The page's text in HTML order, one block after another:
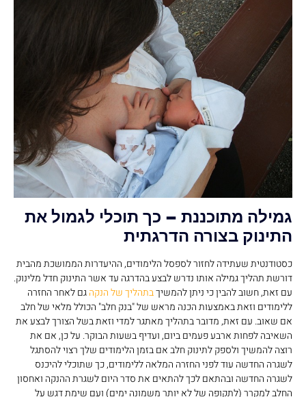
גמילה מתוכננת – כך תוכלי לגמול את
התינוק בצורה הדרגתית
כסטודנטית שעתידה לחזור לספסל הלימודים, ההיעדרות הממושכת מהבית
דורשת תהליך גמילה אותו נדרש לבצע בהדרגה עד אשר התינוק חדל מלינוק.
עם זאת, חשוב להבין כי ניתן להמשיךבתהליך של הנקהגם לאחר החזרה
ללימודים וזאת באמצעות הכנה מראש של "בנק חלב" הכולל מלאי של חלב
אם שאוב. עם זאת, מדובר בתהליך מאתגר למדי וזאת בשל הצורך לבצע את
השאיבה לפחות ארבע פעמים ביום, ועדיף בשעות הבוקר. על כן, אם את
רוצה להמשיך ולספק לתינוק חלב אם בזמן הלימודים שלך רצוי להסתגל
לשגרה החדשה עוד לפני החזרה המלאה ללימודים, כך שתוכלי להיכנס
לשגרה החדשה ובהתאם לכך להתאים את סדר היום לשגרת ההנקה ואחסון
החלב למקרר (לתקופה של לא יותר משמונה ימים) ועם שימת דגש על